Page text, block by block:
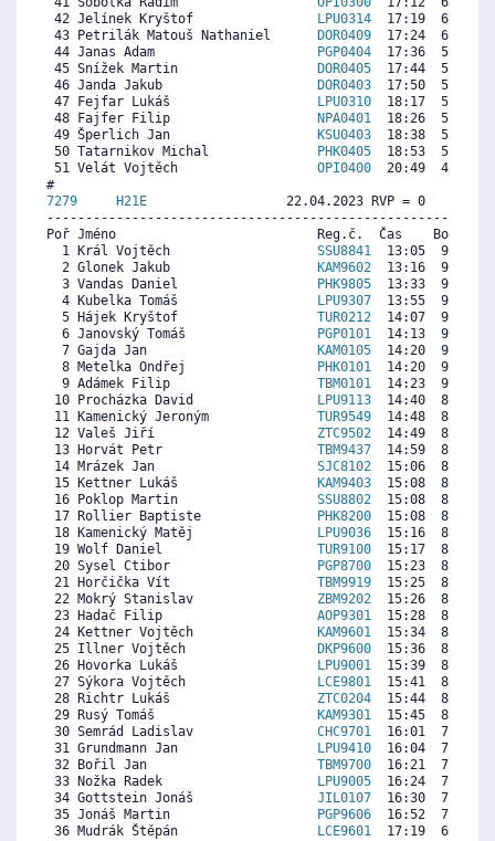
42 Jelínek Kryštof
LPU0314
17:19  6121
43 Petrilák Matouš Nathaniel
DOR0409
17:24  6070
44 Janas Adam
PGP0404
17:36  5950
45 Snížek Martin
DOR0405
17:44  5870
46 Janda Jakub
DOR0403
17:50  5810
47 Fejfar Lukáš
LPU0310
18:17  5540
48 Fajfer Filip
NPA0401
18:26  5449
49 Šperlich Jan
KSU0403
18:38  5329
50 Tatarnikov Michal
PHK0405
18:53  5179
51 Velát Vojtěch OPI0400
20:49  4017
7279
H21E
22.04.2023 RVP = 0     IP
Poř Jméno                          Reg.č.  Čas    Body
  1 Král Vojtěch
SSU8841
13:05  9983
  2 Glonek Jakub
KAM9602
13:16  9847
  3 Vandas Daniel
PHK9805
13:33  9638
  4 Kubelka Tomáš
LPU9307
13:55  9367
  5 Hájek Kryštof
TUR0212
14:07  9220
  6 Janovský Tomáš
PGP0101
14:13  9146
  7 Gajda Jan
KAM0105
14:20  9060
  8 Metelka Ondřej
PHK0101
14:20  9060
  9 Adámek Filip
TBM0101
14:23  9023
10 Procházka David
LPU9113
14:40  8813
11 Kamenický Jeroným TUR9549
14:48  8715
12 Valeš Jiří ZTC9502
14:49  8703
13 Horvát Petr TBM9437
14:59  8580
14 Mrázek Jan SJC8102
15:06  8493
15 Kettner Lukáš
KAM9403
15:08  8469
16 Poklop Martin SSU8802
15:08  8469
17 Rollier Baptiste
PHK8200
15:08  8469
18 Kamenický Matěj
LPU9036
15:16  8370
19 Wolf Daniel TUR9100
15:17  8358
20 Sysel Ctibor
PGP8700
15:23  8284
21 Horčička Vít TBM9919
15:25  8259
22 Mokrý Stanislav ZBM9202
15:26  8247
23 Hadač Filip AOP9301
15:28  8223
24 Kettner Vojtěch
KAM9601
15:34  8149
25 Illner Vojtěch
DKP9600
15:36  8124
26 Hovorka Lukáš
LPU9001
15:39  8087
27 Sýkora Vojtěch
LCE9801
15:41  8063
28 Richtr Lukáš ZTC0204
15:44  8026
29 Rusý Tomáš
KAM9301
15:45  8013
30 Semrád Ladislav CHC9701
16:01  7816
31 Grundmann Jan
LPU9410
16:04  7779
32 Bořil Jan TBM9700
16:21  7570
33 Nožka Radek
LPU9005
16:24  7533
34 Gottstein Jonáš JIL0107
16:30  7459
35 Jonáš Martin
PGP9606
16:52  7189
36 Mudrák Štěpán
LCE9601
17:19  6856